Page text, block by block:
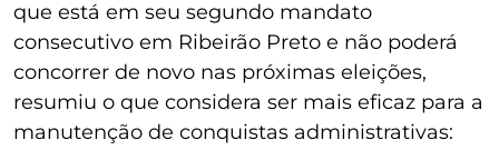
que está em seu segundo mandato
consecutivo em Ribeirão Preto e não poderá
concorrer de novo nas próximas eleições,
resumiu o que considera ser mais eficaz para a
manutenção de conquistas administrativas: